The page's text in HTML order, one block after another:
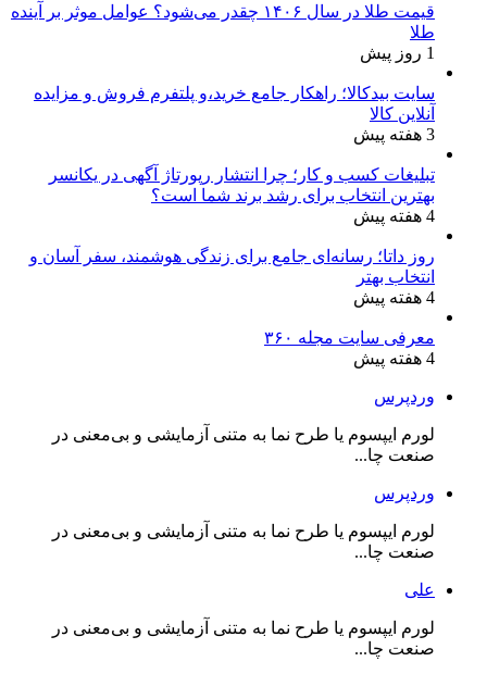
قیمت طلا در سال ۱۴۰۶ چقدر می‌شود؟ عوامل موثر بر آینده
طلا
1 روز پیش
سایت بیدکالا؛ راهکار جامع خرید،و پلتفرم فروش و مزایده
آنلاین کالا
3 هفته پیش
تبلیغات کسب و کار؛ چرا انتشار رپورتاژ آگهی در یکانسر
بهترین انتخاب برای رشد برند شما است؟
4 هفته پیش
روز داتا؛ رسانه‌ای جامع برای زندگی هوشمند، سفر آسان و
انتخاب بهتر
4 هفته پیش
معرفی سایت مجله ۳۶۰
4 هفته پیش
وردپرس
لورم ایپسوم یا طرح‌ نما به متنی آزمایشی و بی‌معنی در
صنعت چا...
وردپرس
لورم ایپسوم یا طرح‌ نما به متنی آزمایشی و بی‌معنی در
صنعت چا...
علی
لورم ایپسوم یا طرح‌ نما به متنی آزمایشی و بی‌معنی در
صنعت چا...